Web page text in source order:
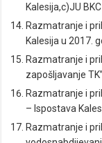
Kalesija,c)JU
Razmatranje i
Kalesija u 2017.
Razmatranje i
zapošljavanje
Razmatranje i
– Ispostava
Razmatranje i